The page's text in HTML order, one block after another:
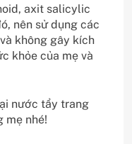
axit salicylic
nên sử dụng các
không gây kích
khỏe của mẹ và
nước tẩy trang
mẹ nhé!